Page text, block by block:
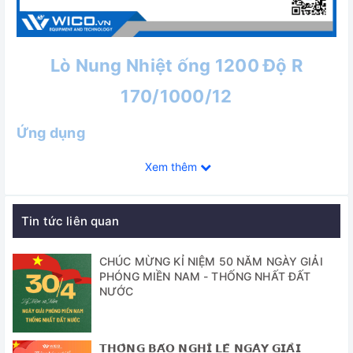
Lò Nung Nhiệt ống 1200 Độ R
170/1000/12
Ứng dụng
Lò nung ống chuyên dụng với nhiệt độ nung cao, thời gian
Tính năng nổi bật
✅ Lò được thiết kế kiểu để bàn vô cùng nhỏ gọn thuận tiện
khi di chuyển và thao tác
✅ Thiết kế kiểu gia nhiệt ống đơn, theo phương ngang,
Xem thêm
Tin tức liên quan
CHÚC MỪNG KỈ NIỆM 50 NĂM NGÀY GIẢI
PHÓNG MIỀN NAM - THỐNG NHẤT ĐẤT
NƯỚC
𝗧𝗛𝗢̂𝗡𝗚 𝗕𝗔́𝗢 𝗡𝗚𝗛𝗜̉ 𝗟𝗘̂̃ 𝗡𝗚𝗔̀𝗬 𝗚𝗜𝗔̉𝗜